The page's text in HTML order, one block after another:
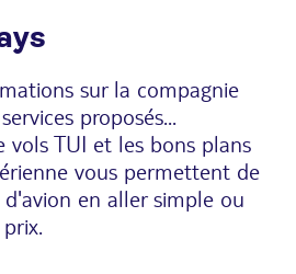
sur la compagnie
proposés...
vols TUI et les bons plans
vous permettent de
en aller simple ou